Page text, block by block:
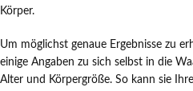
Körper.
Um möglichst genaue Ergebnisse zu
einige Angaben zu sich selbst in die
Alter und Körpergröße. So kann sie